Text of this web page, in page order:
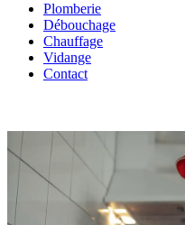
Plomberie
Débouchage
Chauffage
Vidange
Contact